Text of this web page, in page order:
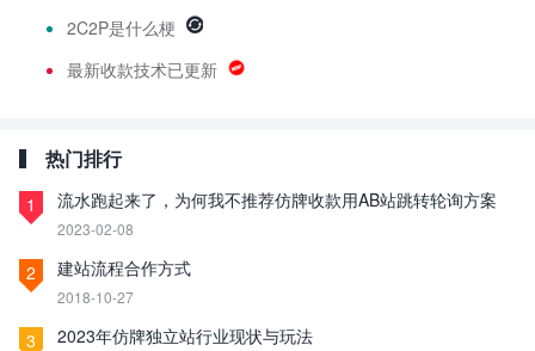
2C2P是什么梗
最新收款技术已更新
热门排行
1 流水跑起来了，为何我不推荐仿牌收款用AB站跳转轮询方案
2023-02-08
2 建站流程合作方式
2018-10-27
3 2023年仿牌独立站行业现状与玩法